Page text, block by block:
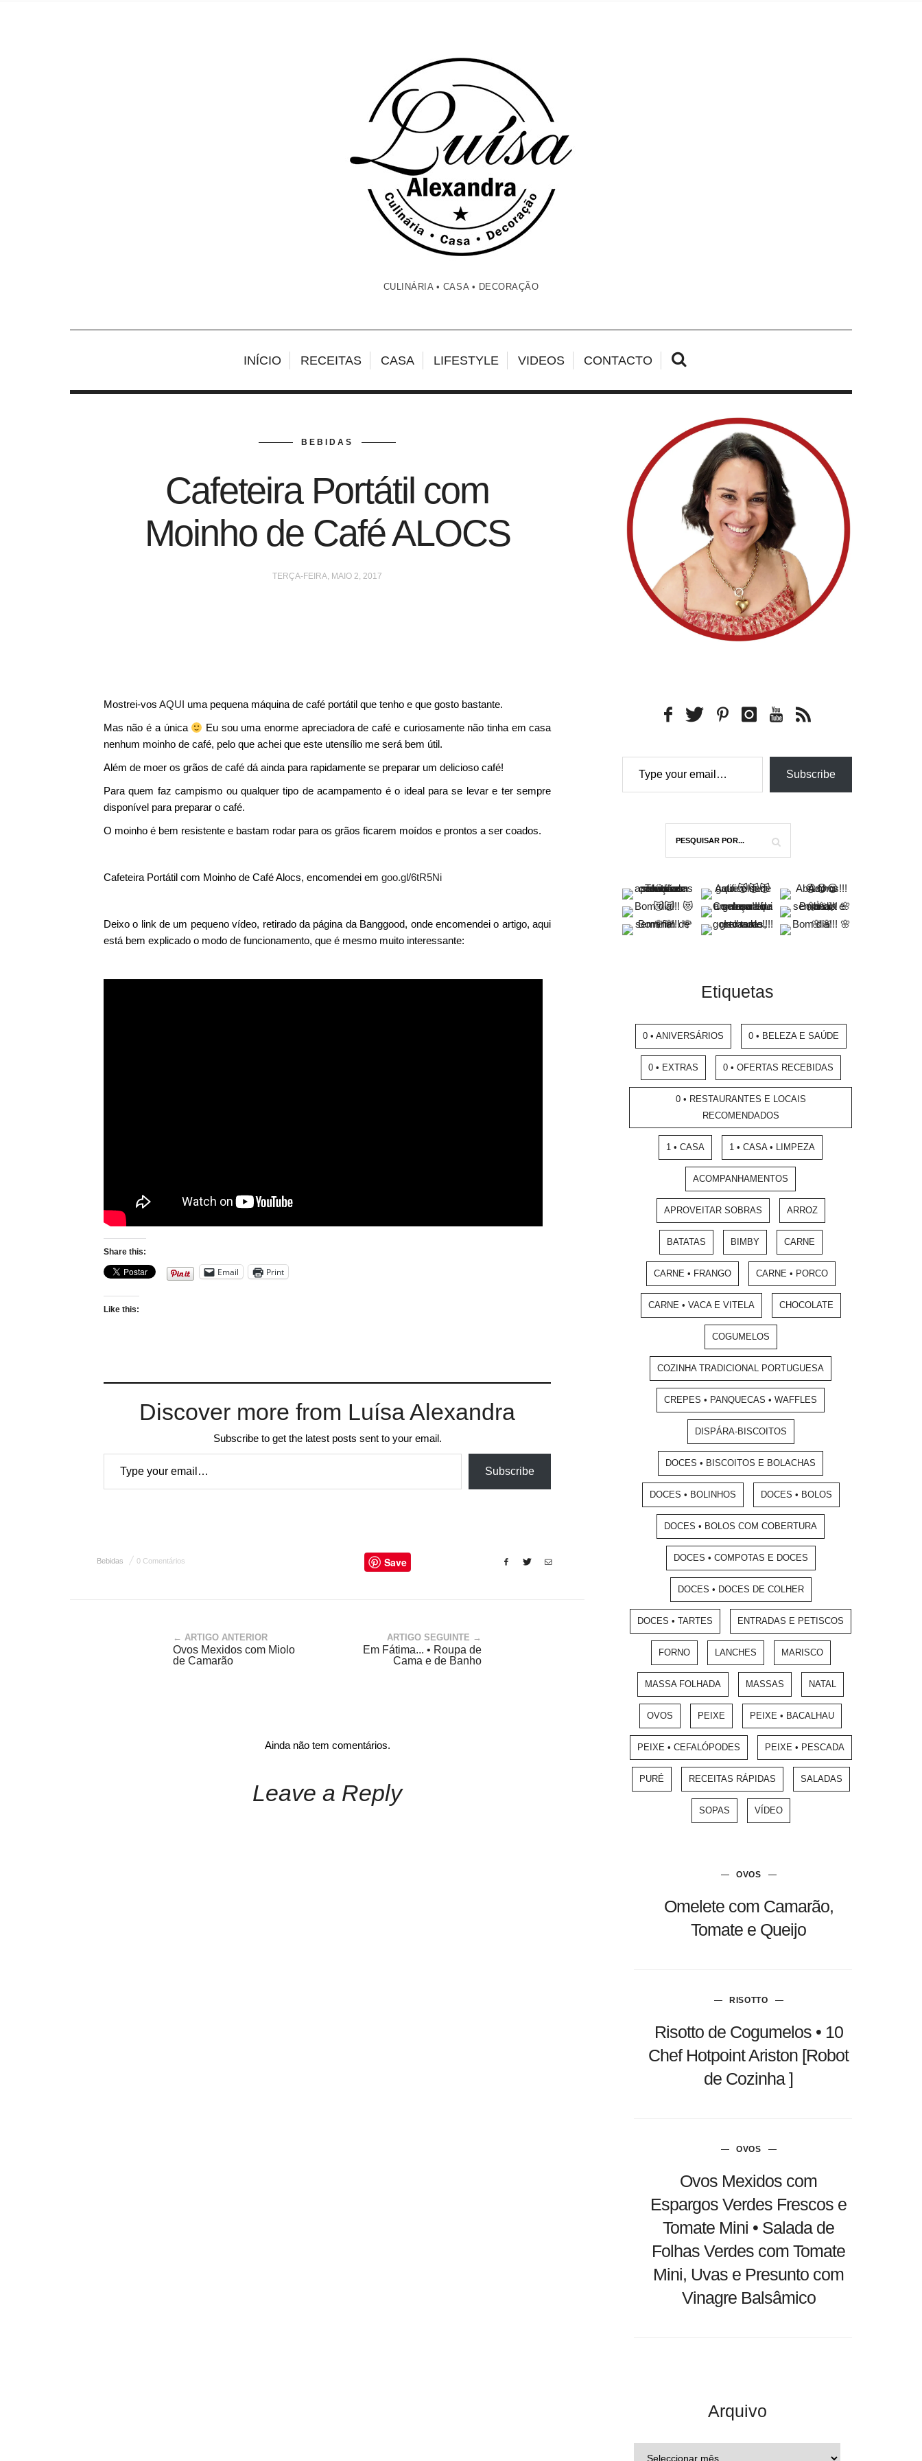
CULINÁRIA • CASA • DECORAÇÃO
INÍCIO RECEITAS CASA LIFESTYLE VIDEOS CONTACTO
BEBIDAS
Cafeteira Portátil com
Moinho de Café ALOCS
TERÇA-FEIRA, MAIO 2, 2017
Mostrei-vos AQUI uma pequena máquina de café portátil que tenho e que gosto bastante.
Mas não é a única
Eu sou uma enorme apreciadora de café e curiosamente não tinha em casa
nenhum moinho de café, pelo que achei que este utensílio me será bem útil.
Além de moer os grãos de café dá ainda para rapidamente se preparar um delicioso café!
Para quem faz campismo ou qualquer tipo de acampamento é o ideal para se levar e ter sempre
disponível para preparar o café.
O moinho é bem resistente e bastam rodar para os grãos ficarem moídos e prontos a ser coados.
Cafeteira Portátil com Moinho de Café Alocs, encomendei em goo.gl/6tR5Ni
Deixo o link de um pequeno vídeo, retirado da página da Banggood, onde encomendei o artigo, aqui
está bem explicado o modo de funcionamento, que é mesmo muito interessante:
Share this:
Email Print
Like this:
Discover more from Luísa Alexandra
Subscribe to get the latest posts sent to your email.
Type your email…
Subscribe
Bebidas 0 Comentários Save
← ARTIGO ANTERIOR
Ovos Mexidos com Miolo
de Camarão
ARTIGO SEGUINTE →
Em Fátima... • Roupa de
Cama e de Banho
Ainda não tem comentários.
Leave a Reply
Type your email…
Subscribe
Etiquetas
0 • ANIVERSÁRIOS 0 • BELEZA E SAÚDE
0 • EXTRAS 0 • OFERTAS RECEBIDAS
0 • RESTAURANTES E LOCAIS
RECOMENDADOS
1 • CASA 1 • CASA • LIMPEZA
ACOMPANHAMENTOS
APROVEITAR SOBRAS ARROZ
BATATAS BIMBY CARNE
CARNE • FRANGO CARNE • PORCO
CARNE • VACA E VITELA CHOCOLATE
COGUMELOS
COZINHA TRADICIONAL PORTUGUESA
CREPES • PANQUECAS • WAFFLES
DISPÁRA-BISCOITOS
DOCES • BISCOITOS E BOLACHAS
DOCES • BOLINHOS DOCES • BOLOS
DOCES • BOLOS COM COBERTURA
DOCES • COMPOTAS E DOCES
DOCES • DOCES DE COLHER
DOCES • TARTES ENTRADAS E PETISCOS
FORNO LANCHES MARISCO
MASSA FOLHADA MASSAS NATAL
OVOS PEIXE PEIXE • BACALHAU
PEIXE • CEFALÓPODES PEIXE • PESCADA
PURÉ RECEITAS RÁPIDAS SALADAS
SOPAS VÍDEO
OVOS
Omelete com Camarão,
Tomate e Queijo
RISOTTO
Risotto de Cogumelos • 10
Chef Hotpoint Ariston [Robot
de Cozinha ]
OVOS
Ovos Mexidos com
Espargos Verdes Frescos e
Tomate Mini • Salada de
Folhas Verdes com Tomate
Mini, Uvas e Presunto com
Vinagre Balsâmico
Arquivo